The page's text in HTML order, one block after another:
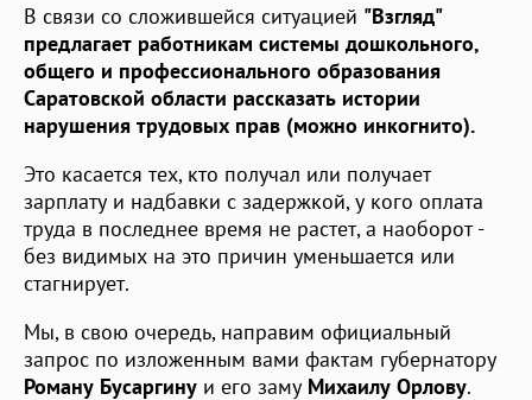
В связи со сложившейся ситуацией "Взгляд"
предлагает работникам системы дошкольного,
общего и профессионального образования
Саратовской области рассказать истории
нарушения трудовых прав (можно инкогнито).
Это касается тех, кто получал или получает
зарплату и надбавки с задержкой, у кого оплата
труда в последнее время не растет, а наоборот -
без видимых на это причин уменьшается или
стагнирует.
Мы, в свою очередь, направим официальный
запрос по изложенным вами фактам губернатору
Роману Бусаргину и его заму Михаилу Орлову.